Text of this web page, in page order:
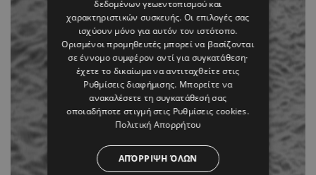
δεδομένων γεωεντοπισμού και
χαρακτηριστικών συσκευής. Οι επιλογές σας
ισχύουν μόνο για αυτόν τον ιστότοπο.
Ορισμένοι προμηθευτές μπορεί να βασίζονται
σε έννομο συμφέρον αντί για συγκατάθεση·
έχετε το δικαίωμα να αντιταχθείτε στις
Ρυθμίσεις διαφήμισης. Μπορείτε να
ανακαλέσετε τη συγκατάθεσή σας
οποιαδήποτε στιγμή στις Ρυθμίσεις cookies.
Πολιτική Απορρήτου
ΑΠΌΡΡΙΨΗ ΌΛΩΝ